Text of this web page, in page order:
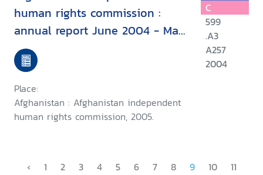
human rights commission :
annual report June 2004 - May
2005
Place:
Afghanistan : Afghanistan independent
human rights commission, 2005.
C
599
.A3
A257
2004
‹ 1 2 3 4 5 6 7 8 9 10
11